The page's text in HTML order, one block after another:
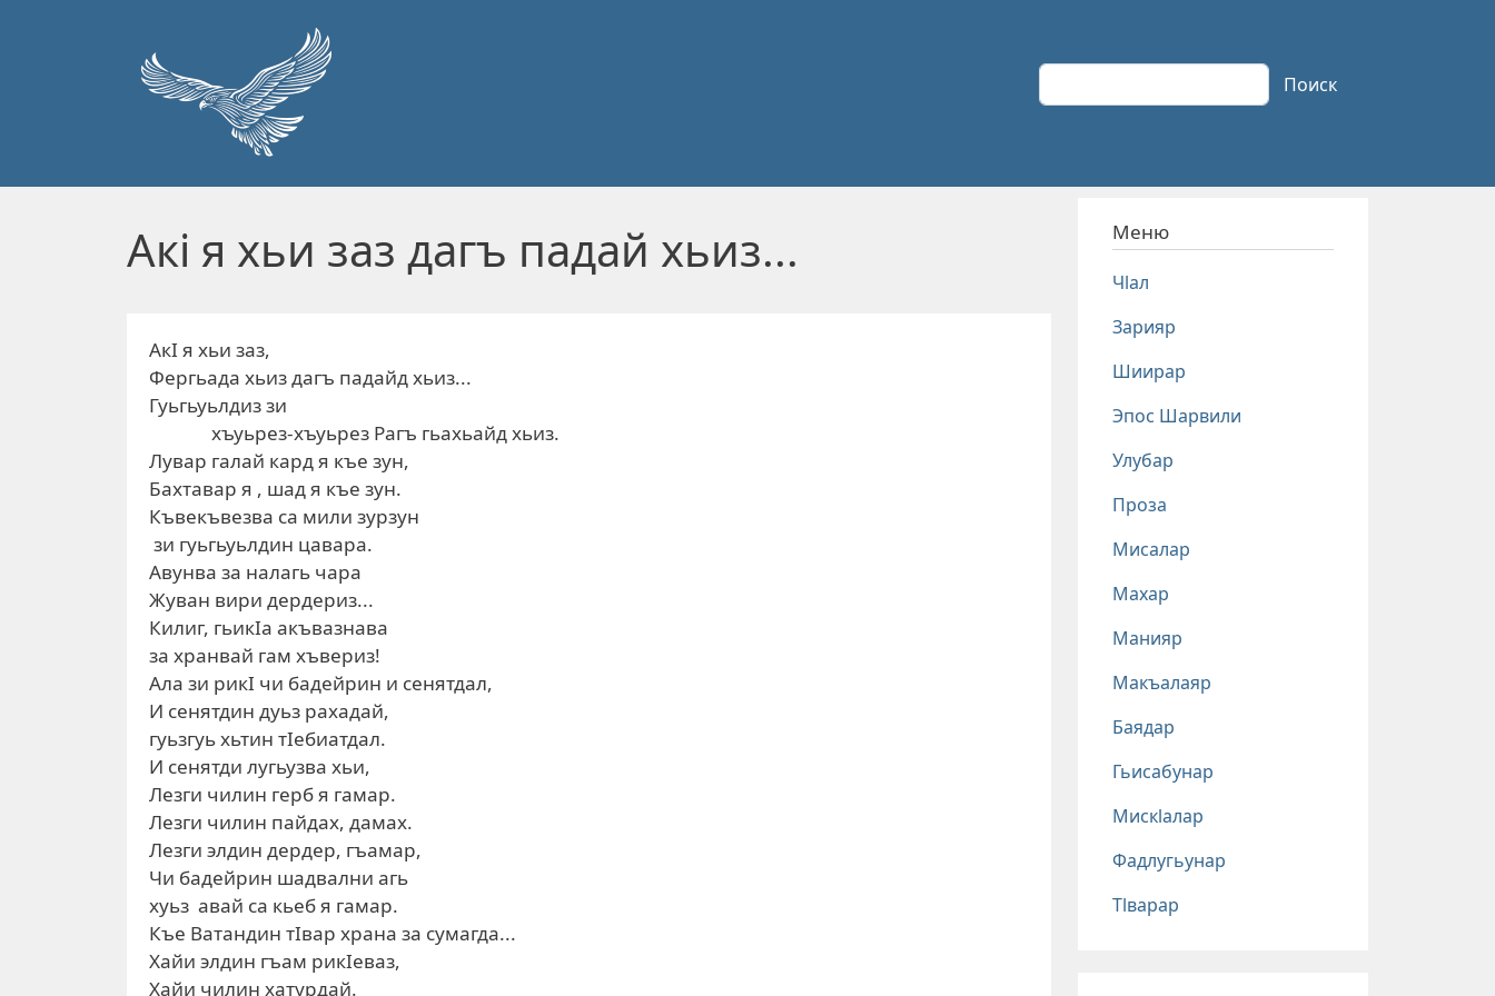
Поиск Поиск
Акi я хьи заз дагъ падай хьиз...
АкI я хьи заз,
Фергьада хьиз дагъ падайд хьиз...
Гуьгьуьлдиз зи
хъуьрез-хъуьрез Рагъ гьахьайд хьиз.
Лувар галай кард я къе зун,
Бахтавар я , шад я къе зун.
Къвекъвезва са мили зурзун
зи гуьгьуьлдин цавара.
Авунва за налагь чара
Жуван вири дердериз...
Килиг, гьикIа акъвазнава
за хранвай гам хъвериз!
Ала зи рикI чи бадейрин и сенятдал,
И сенятдин дуьз рахадай,
гуьзгуь хьтин тIебиатдал.
И сенятди лугьузва хьи,
Лезги чилин герб я гамар.
Лезги чилин пайдах, дамах.
Лезги элдин дердер, гъамар,
Чи бадейрин шадвални агь
хуьз авай са кьеб я гамар.
Къе Ватандин тIвар храна за сумагда...
Хайи элдин гъам рикIеваз,
Хайи чилин хатурдай.
Меню
Чlал
Зарияр
Шиирар
Эпос Шарвили
Улубар
Проза
Мисалар
Махар
Манияр
Макъалаяр
Баядар
Гьисабунар
Мискlалар
Фадлугьунар
Тlварар